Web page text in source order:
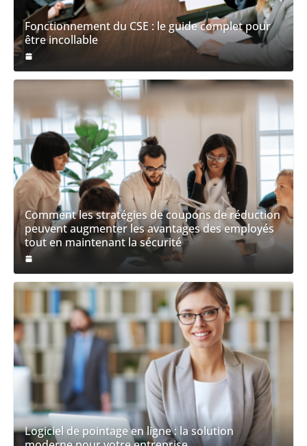
Fonctionnement du CSE : le guide complet pour
être incollable
Comment les stratégies de coupons de réduction
peuvent augmenter les avantages des employés
tout en maintenant la sécurité
Logiciel de pointage en ligne : la solution